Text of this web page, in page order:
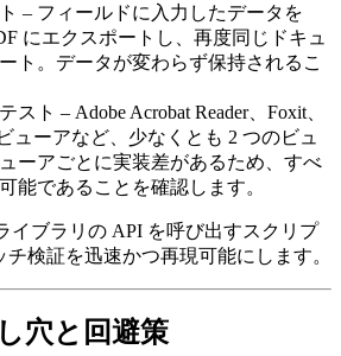
– フィールドに入力したデータを
にエクスポートし、再度同じドキュ
ト。データが変わらず保持されるこ
スト – Adobe Acrobat Reader、Foxit、
ューアなど、少なくとも 2 つのビュ
ーアごとに実装差があるため、すべ
能であることを確認します。
イブラリの API を呼び出すスクリプ
チ検証を迅速かつ再現可能にします。
穴と回避策